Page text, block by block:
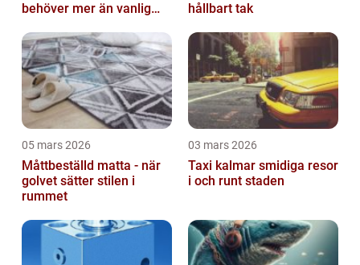
behöver mer än vanlig
hållbart tak
05 mars 2026
Måttbeställd matta - när
golvet sätter stilen i
rummet
03 mars 2026
Taxi kalmar smidiga resor
i och runt staden